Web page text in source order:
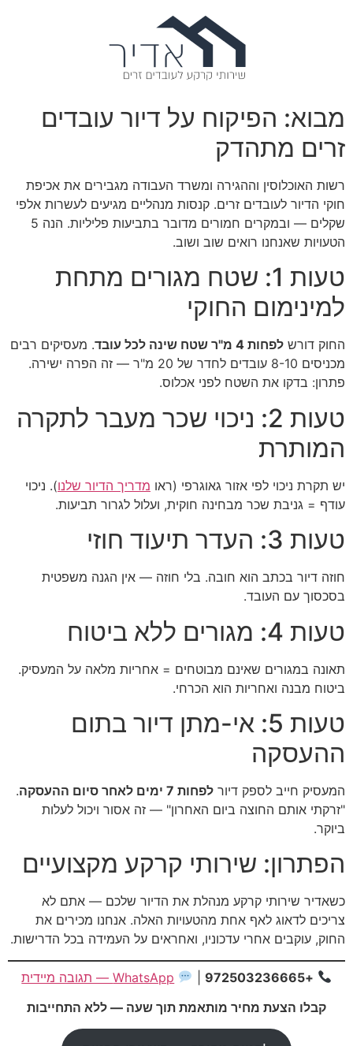
מבוא: הפיקוח על דיור עובדים
זרים מתהדק
רשות האוכלוסין וההגירה ומשרד העבודה מגבירים את אכיפת
חוקי הדיור לעובדים זרים. קנסות מנהליים מגיעים לעשרות אלפי
שקלים — ובמקרים חמורים מדובר בתביעות פליליות. הנה 5
הטעויות שאנחנו רואים שוב ושוב.
טעות 1: שטח מגורים מתחת
למינימום החוקי
החוק דורש לפחות 4 מ"ר שטח שינה לכל עובד
. מעסיקים רבים
מכניסים 8-10 עובדים לחדר של 20 מ"ר — זה הפרה ישירה.
פתרון: בדקו את השטח לפני אכלוס.
טעות 2: ניכוי שכר מעבר לתקרה
המותרת
יש תקרת ניכוי לפי אזור גאוגרפי (ראו מדריך הדיור שלנו). ניכוי
עודף = גניבת שכר מבחינה חוקית, ועלול לגרור תביעות.
טעות 3: העדר תיעוד חוזי
חוזה דיור בכתב הוא חובה. בלי חוזה — אין הגנה משפטית
בסכסוך עם העובד.
טעות 4: מגורים ללא ביטוח
תאונה במגורים שאינם מבוטחים = אחריות מלאה על המעסיק.
ביטוח מבנה ואחריות הוא הכרחי.
טעות 5: אי-מתן דיור בתום
ההעסקה
המעסיק חייב לספק דיור לפחות 7 ימים לאחר סיום ההעסקה
.
"זרקתי אותם החוצה ביום האחרון" — זה אסור ויכול לעלות
ביוקר.
הפתרון: שירותי קרקע מקצועיים
כשאדיר שירותי קרקע מנהלת את הדיור שלכם — אתם לא
צריכים לדאוג לאף אחת מהטעויות האלה. אנחנו מכירים את
החוק, עוקבים אחרי עדכוניו, ואחראים על העמידה בכל הדרישות.
+972503236665
WhatsApp — תגובה מיידית
קבלו הצעת מחיר מותאמת תוך שעה — ללא התחייבות